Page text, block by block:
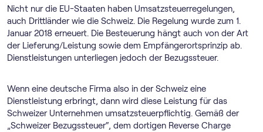
Nicht nur die EU-Staaten haben Umsatzsteuerregelungen,
auch Drittländer wie die Schweiz. Die Regelung wurde zum 1.
Januar 2018 erneuert. Die Besteuerung hängt auch von der Art
der Lieferung/Leistung sowie dem Empfängerortsprinzip ab.
Dienstleistungen unterliegen jedoch der Bezugssteuer.
Wenn eine deutsche Firma also in der Schweiz eine
Dienstleistung erbringt, dann wird diese Leistung für das
Schweizer Unternehmen umsatzsteuerpflichtig. Gemäß der
„Schweizer Bezugssteuer“, dem dortigen Reverse Charge